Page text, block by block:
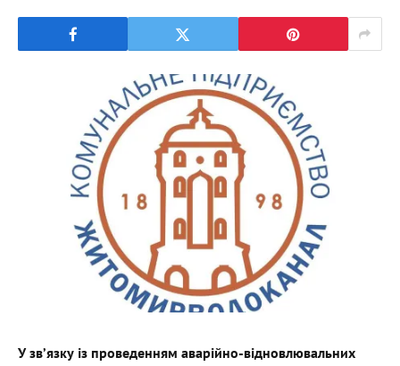
У зв’язку із проведенням аварійно-відновлювальних